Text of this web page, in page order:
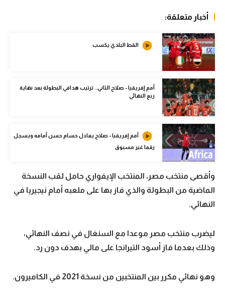
الوطن العربي
في المونديال
رياضة نسائية
آسيا
أمريكا
ركن الألعاب
أقسام خاصة
Gamers
تحقيق في الجول
تحليل في الجول
أخبار متعلقة:
القط البلدي يكسب
أمم إفريقيا - صلاح الثاني.. ترتيب هدافي البطولة بعد نهاية
ربع النهائي
أمم إفريقيا - صلاح يعادل حسام حسن أمامه ويسجل
رقما غير مسبوق
وأقصى منتخب مصر، المنتخب الإيفواري حامل لقب النسخة
الماضية من البطولة والذي فاز بها على ملعبه أمام نيجيريا في
النهائي.
ليضرب منتخب مصر موعدا مع السنغال في نصف النهائي،
وذلك بعدما فاز أسود التيرانجا على مالي بهدف دون رد.
وهو نهائي مكرر بين المنتخبين من نسخة 2021 في الكاميرون.